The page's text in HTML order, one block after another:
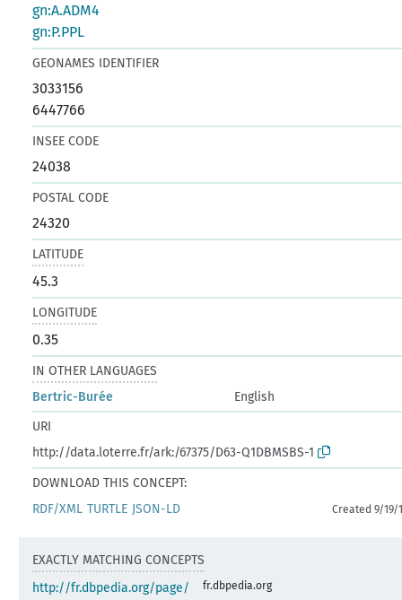
gn:A.ADM4
gn:P.PPL
GEONAMES IDENTIFIER
3033156
6447766
INSEE CODE
24038
POSTAL CODE
24320
LATITUDE
45.3
LONGITUDE
0.35
IN OTHER LANGUAGES
Bertric-Burée
English
URI
http://data.loterre.fr/ark:/67375/D63-Q1DBMSBS-1
DOWNLOAD THIS CONCEPT:
RDF/XML TURTLE JSON-LD Created 9/19/
EXACTLY MATCHING CONCEPTS
http://fr.dbpedia.org/page/
fr.dbpedia.org